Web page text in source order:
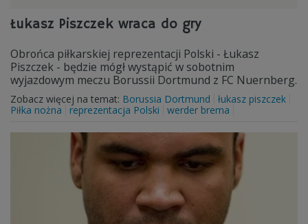
Łukasz Piszczek wraca do gry
Obrońca piłkarskiej reprezentacji Polski - Łukasz
Piszczek - będzie mógł wystąpić w sobotnim
wyjazdowym meczu Borussii Dortmund z FC Nuernberg.
Zobacz więcej na temat: Borussia Dortmund
łukasz piszczek
Piłka nożna
reprezentacja Polski werder brema